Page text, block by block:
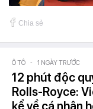
Chia sẻ
Ô TÔ - 1 NGÀY TRƯỚC
12 phút độc
Rolls-Royce:
kể về cá nhân